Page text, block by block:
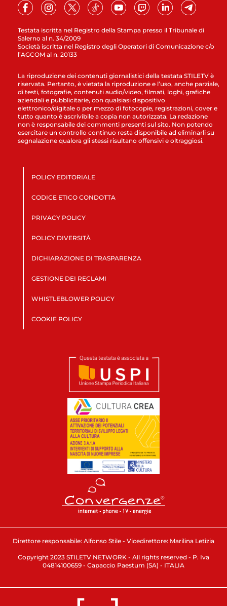
Testata iscritta nel Registro della Stampa presso il Tribunale di
Salerno al n. 34/2009
Società iscritta nel Registro degli Operatori di Comunicazione c/o
l’AGCOM al n. 20133
La riproduzione dei contenuti giornalistici della testata STILETV è
riservata. Pertanto, è vietata la riproduzione e l’uso, anche parziale,
di testi, fotografie, contenuti audio/video, filmati, loghi, grafiche
aziendali e pubblicitarie, con qualsiasi dispositivo
elettronico/digitale o per mezzo di fotocopie, registrazioni, cover e
tutto quanto è ascrivibile a copia non autorizzata. La redazione
non è responsabile dei commenti presenti sul sito. Non potendo
esercitare un controllo continuo resta disponibile ad eliminarli su
segnalazione qualora gli stessi risultano offensivi e oltraggiosi.
POLICY EDITORIALE
CODICE ETICO CONDOTTA
PRIVACY POLICY
POLICY DIVERSITÀ
DICHIARAZIONE DI TRASPARENZA
GESTIONE DEI RECLAMI
WHISTLEBLOWER POLICY
COOKIE POLICY
Direttore responsabile: Alfonso Stile - Vicedirettore: Marilina Letizia
Copyright 2023 STILETV NETWORK - All rights reserved - P. Iva
04814100659 - Capaccio Paestum (SA) - ITALIA